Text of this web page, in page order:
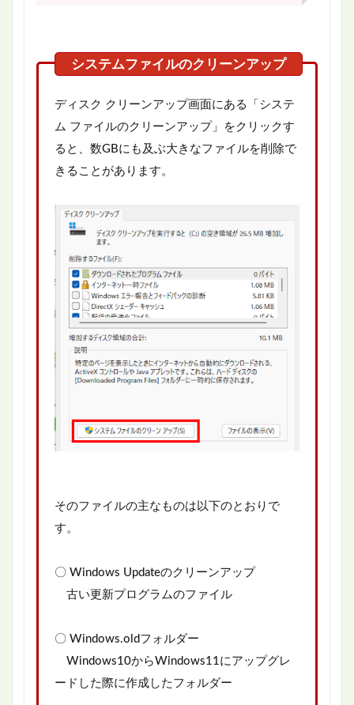
ディスク クリーンアップ画面にある「システ
ム ファイルのクリーンアップ」をクリックす
ると、数GBにも及ぶ大きなファイルを削除で
きることがあります。
そのファイルの主なものは以下のとおりで
す。
〇 Windows Updateのクリーンアップ
古い更新プログラムのファイル
〇 Windows.oldフォルダー
Windows10からWindows11にアップグレ
ードした際に作成したフォルダー